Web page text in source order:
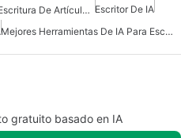
Herramientas De Escritura De Artículos De IA Escritor De IA
Mejores Herramientas De IA Para Escritores
gratuito basado en IA